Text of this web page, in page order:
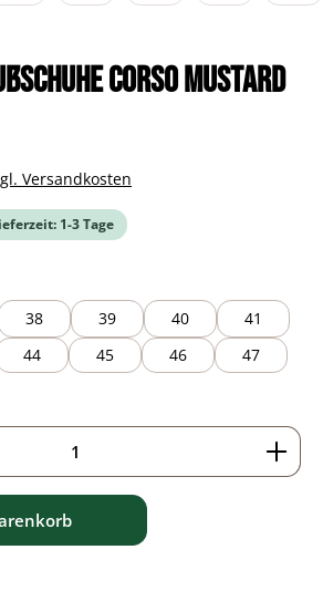
Corso mustard
Versandkosten
1-3 Tage
38 39 40
41
44 45 46
47
den gewünschten Wert ein